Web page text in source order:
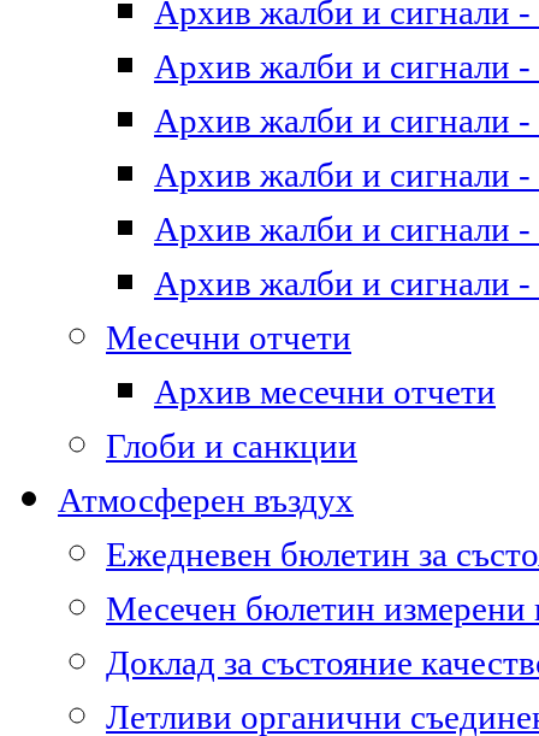
Архив жалби и сигнали -
Архив жалби и сигнали -
Архив жалби и сигнали -
Архив жалби и сигнали -
Архив жалби и сигнали -
Архив жалби и сигнали -
Месечни отчети
Архив месечни отчети
Глоби и санкции
Атмосферен въздух
Ежедневен бюлетин за
Месечен бюлетин
Доклад за състояние
Летливи органични